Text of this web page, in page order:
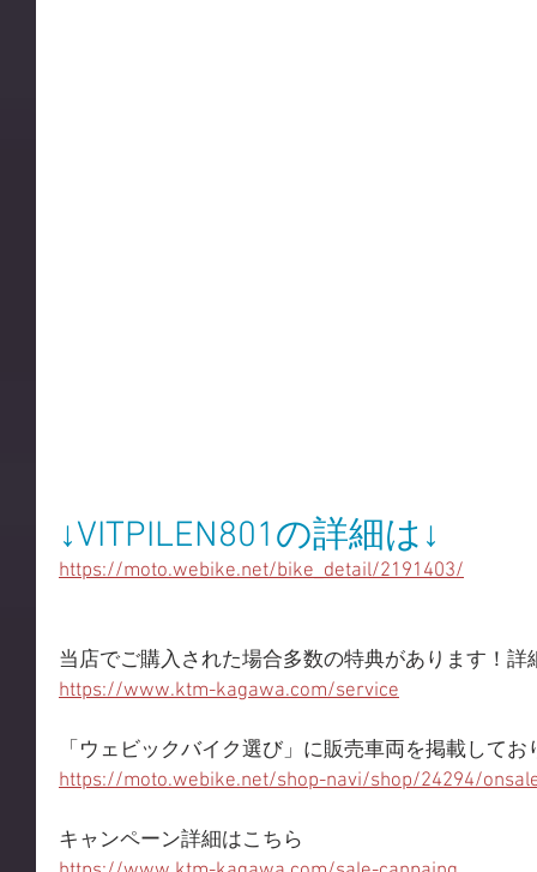
↓VITPILEN801の詳細は↓
https://moto.webike.net/bike_detail/2191403/
当店でご購入された場合多数の特典があります！詳
https://www.ktm-kagawa.com/service
「ウェビックバイク選び」に販売車両を掲載してお
https://moto.webike.net/shop-navi/shop/24294/
キャンペーン詳細はこちら